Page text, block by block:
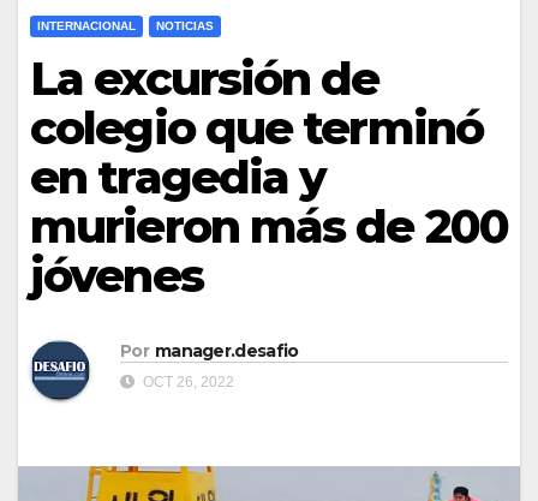
INTERNACIONAL NOTICIAS
La excursión de
colegio que terminó
en tragedia y
murieron más de 200
jóvenes
Por manager.desafio
OCT 26, 2022